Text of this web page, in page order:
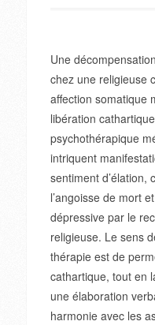
Une
chez une religieuse
affection somatique
libération
psychothérapique
intriquent
sentiment d’élation,
l’angoisse de mort
dépressive par le
religieuse. Le sens
thérapie est de
cathartique, tout en
une élaboration
harmonie avec les